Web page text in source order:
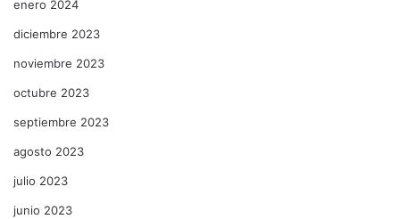
enero 2024
diciembre 2023
noviembre 2023
octubre 2023
septiembre 2023
agosto 2023
julio 2023
junio 2023